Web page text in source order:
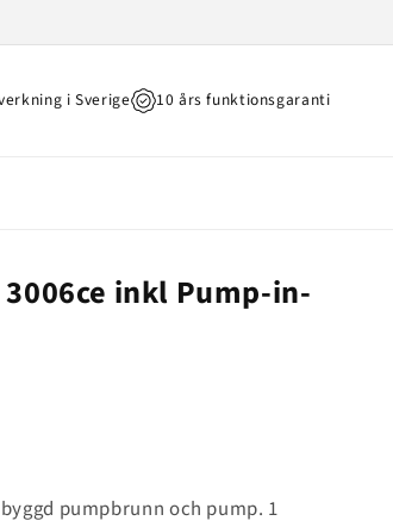
i Sverige 10 års funktionsgaranti
inkl Pump-in-
pumpbrunn och pump. 1